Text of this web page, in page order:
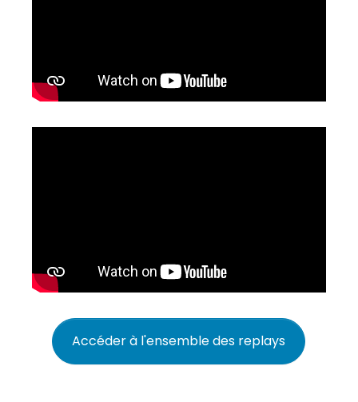
Accéder à l'ensemble des replays